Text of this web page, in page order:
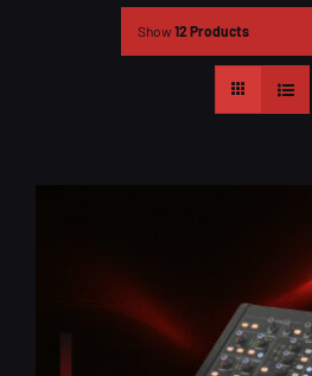
Show12 Products